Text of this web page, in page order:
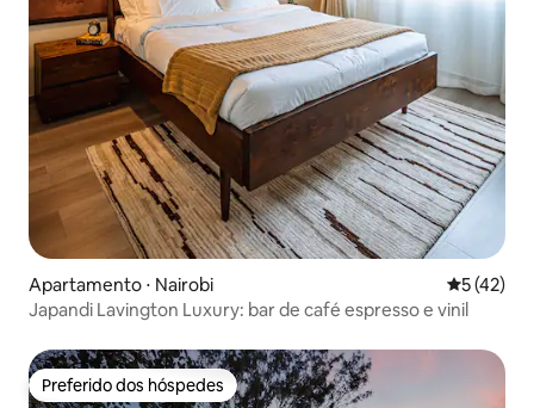
Apartamento ⋅ Nairobi 5 de uma
5 (42)
Japandi Lavington Luxury: bar de café espresso e vinil
Preferido dos hóspedes
Preferido dos hóspedes